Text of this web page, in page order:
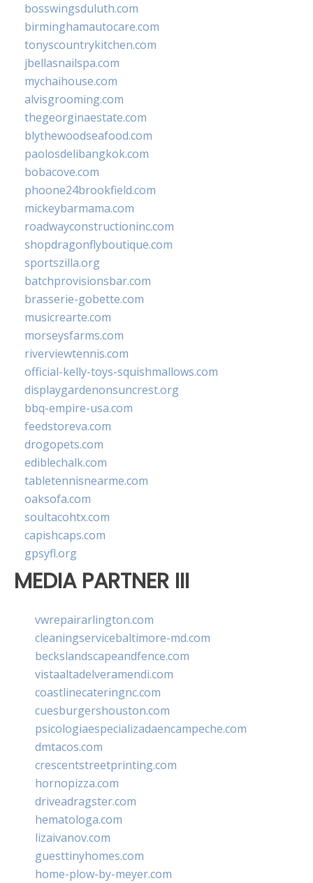
bosswingsduluth.com
birminghamautocare.com
tonyscountrykitchen.com
jbellasnailspa.com
mychaihouse.com
alvisgrooming.com
thegeorginaestate.com
blythewoodseafood.com
paolosdelibangkok.com
bobacove.com
phoone24brookfield.com
mickeybarmama.com
roadwayconstructioninc.com
shopdragonflyboutique.com
sportszilla.org
batchprovisionsbar.com
brasserie-gobette.com
musicrearte.com
morseysfarms.com
riverviewtennis.com
official-kelly-toys-squishmallows.com
displaygardenonsuncrest.org
bbq-empire-usa.com
feedstoreva.com
drogopets.com
ediblechalk.com
tabletennisnearme.com
oaksofa.com
soultacohtx.com
capishcaps.com
gpsyfl.org
MEDIA PARTNER III
vwrepairarlington.com
cleaningservicebaltimore-md.com
beckslandscapeandfence.com
vistaaltadelveramendi.com
coastlinecateringnc.com
cuesburgershouston.com
psicologiaespecializadaencampeche.com
dmtacos.com
crescentstreetprinting.com
hornopizza.com
driveadragster.com
hematologa.com
lizaivanov.com
guesttinyhomes.com
home-plow-by-meyer.com